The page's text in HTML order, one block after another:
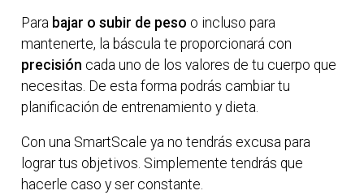
Para bajar o subir de peso o incluso para
mantenerte, la báscula te proporcionará con
precisión cada uno de los valores de tu cuerpo que
necesitas. De esta forma podrás cambiar tu
planificación de entrenamiento y dieta.
Con una SmartScale ya no tendrás excusa para
lograr tus objetivos. Simplemente tendrás que
hacerle caso y ser constante.